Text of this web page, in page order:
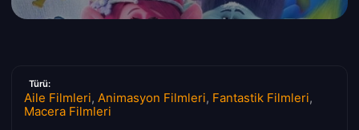
Türü:
Aile Filmleri, Animasyon Filmleri, Fantastik Filmleri,
Macera Filmleri